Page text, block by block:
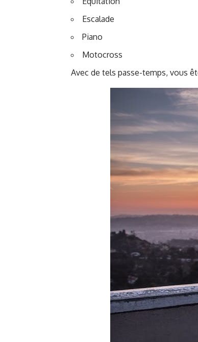
Escalade
Piano
Motocross
Avec de tels passe-temps, vous